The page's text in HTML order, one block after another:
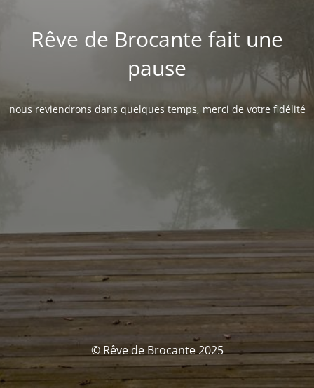
Rêve de Brocante fait une
pause
nous reviendrons dans quelques temps, merci de votre fidélité
© Rêve de Brocante 2025